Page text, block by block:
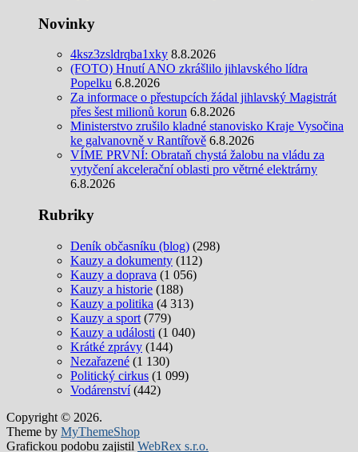
Novinky
4ksz3zsldrqba1xky 8.8.2026
(FOTO) Hnutí ANO zkrášlilo jihlavského lídra
Popelku 6.8.2026
Za informace o přestupcích žádal jihlavský Magistrát
přes šest milionů korun 6.8.2026
Ministerstvo zrušilo kladné stanovisko Kraje Vysočina
ke galvanovně v Rantířově 6.8.2026
VÍME PRVNÍ: Obrataň chystá žalobu na vládu za
vytyčení akcelerační oblasti pro větrné elektrárny
6.8.2026
Rubriky
Deník občasníku (blog) (298)
Kauzy a dokumenty (112)
Kauzy a doprava (1 056)
Kauzy a historie (188)
Kauzy a politika (4 313)
Kauzy a sport (779)
Kauzy a události (1 040)
Krátké zprávy (144)
Nezařazené (1 130)
Politický cirkus (1 099)
Vodárenství(442)
Copyright © 2026.
Theme by MyThemeShop
Grafickou podobu zajistil WebRex s.r.o.